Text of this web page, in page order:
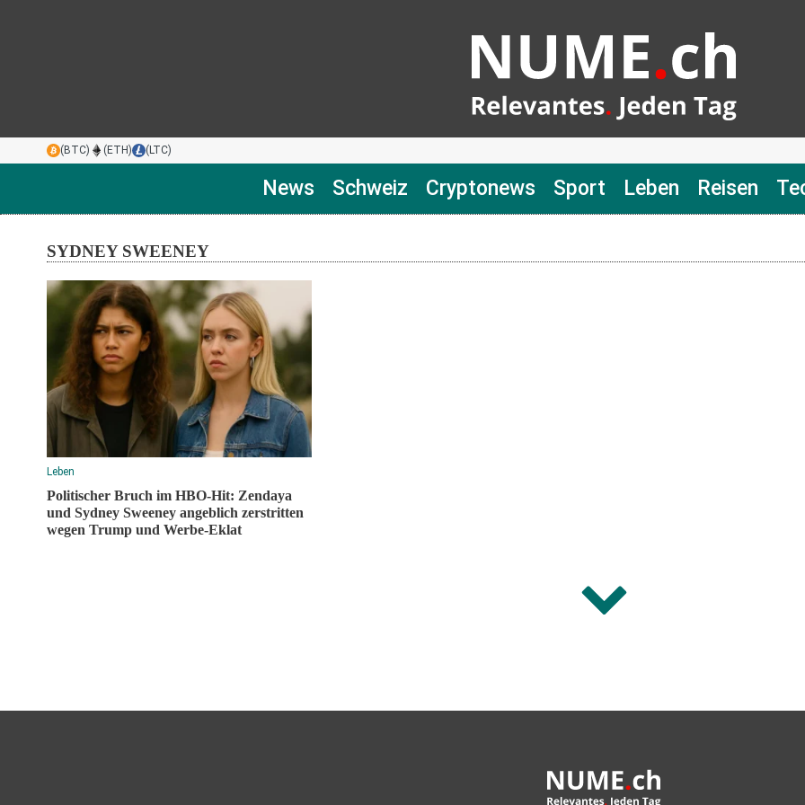
(BTC) (ETH) (LTC)
News Schweiz Cryptonews Sport Leben Reisen
SYDNEY SWEENEY
Leben
Politischer Bruch im HBO-Hit: Zendaya
und Sydney Sweeney angeblich zerstritten
wegen Trump und Werbe-Eklat